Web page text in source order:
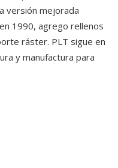
versión mejorada
en 1990, agrego rellenos
ráster. PLT sigue en
y manufactura para